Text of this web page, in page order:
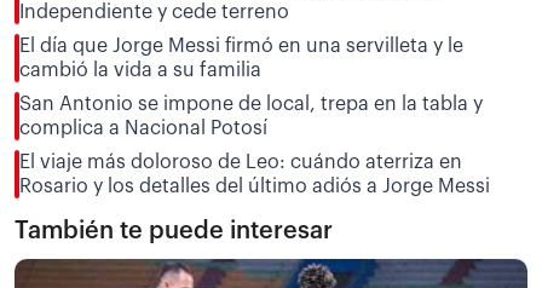
Independiente y cede terreno
El día que Jorge Messi firmó en una servilleta y le
cambió la vida a su familia
San Antonio se impone de local, trepa en la tabla y
complica a Nacional Potosí
El viaje más doloroso de Leo: cuándo aterriza en
Rosario y los detalles del último adiós a Jorge Messi
También te puede interesar